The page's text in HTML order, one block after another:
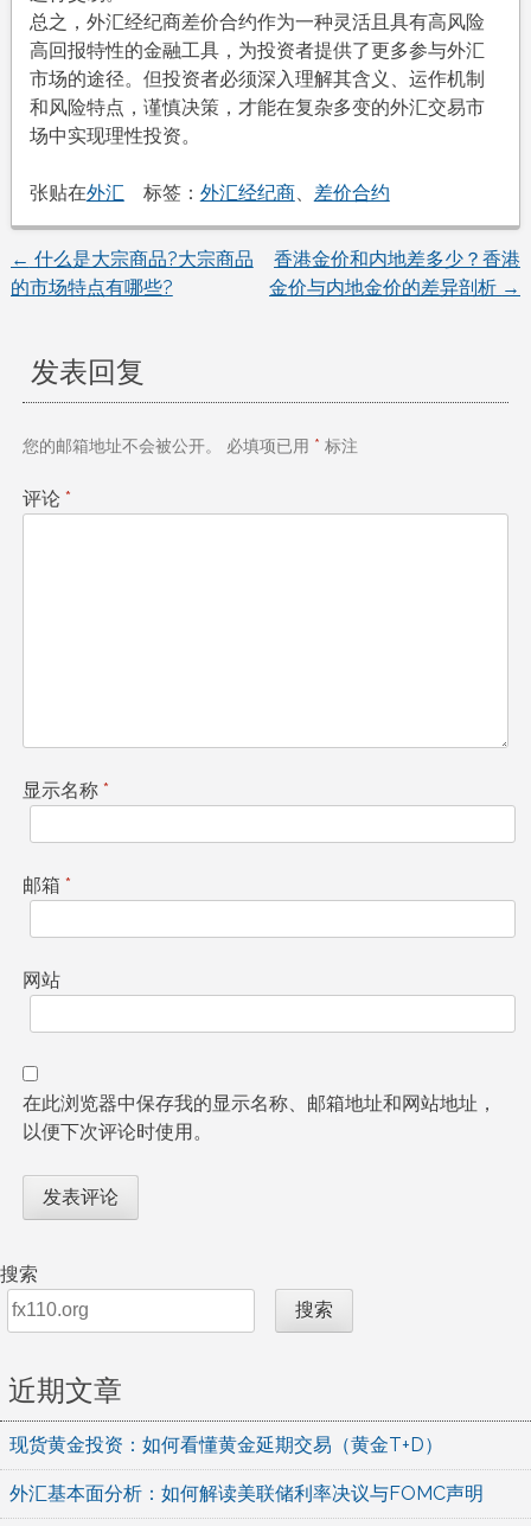
总之，外汇经纪商差价合约作为一种灵活且具有高风险
高回报特性的金融工具，为投资者提供了更多参与外汇
市场的途径。但投资者必须深入理解其含义、运作机制
和风险特点，谨慎决策，才能在复杂多变的外汇交易市
场中实现理性投资。
张贴在外汇 标签： 外汇经纪商、 差价合约
文
导
航
← 什么是大宗商品?大宗商品
的市场特点有哪些?
香港金价和内地差多少？香港
金价与内地金价的差异剖析 →
发表回复
您的邮箱地址不会被公开。 必填项已用 * 标注
评论 *
显示名称 *
邮箱 *
网站
在此浏览器中保存我的显示名称、邮箱地址和网站地址，
以便下次评论时使用。
搜索
搜索
近期文章
现货黄金投资：如何看懂黄金延期交易（黄金T+D）
外汇基本面分析：如何解读美联储利率决议与FOMC声明